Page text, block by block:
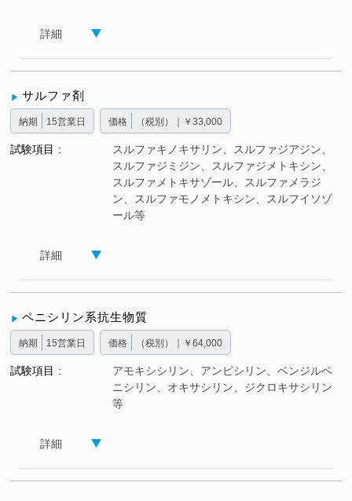
詳細
サルファ剤
納期 15営業日 価格 （税別）｜￥33,000
試験項目
スルファキノキサリン、スルファジアジン、
スルファジミジン、スルファジメトキシン、
スルファメトキサゾール、スルファメラジ
ン、スルファモノメトキシン、スルフイソゾ
ール等
詳細
ペニシリン系抗生物質
納期 15営業日 価格 （税別）｜￥64,000
試験項目
アモキシシリン、アンピシリン、ベンジルペ
ニシリン、オキサシリン、ジクロキサシリン
等
詳細